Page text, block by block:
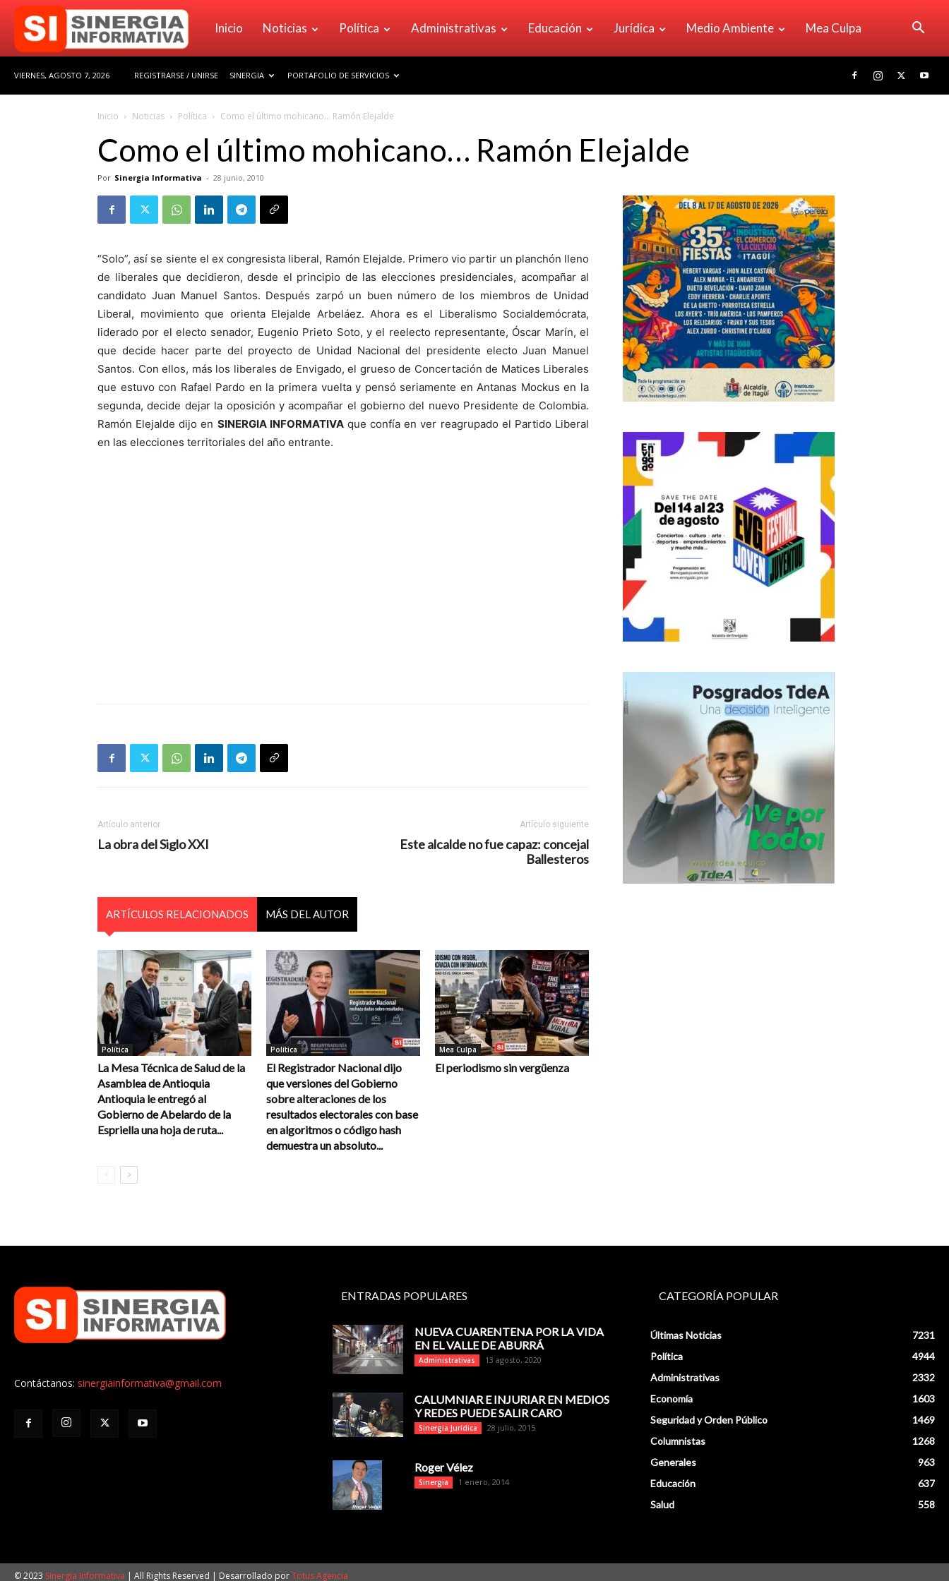
Sinergia
Inicio Noticias Política Administrativas Educación Jurídica Medio Ambiente Mea Culpa
VIERNES, AGOSTO 7, 2026 REGISTRARSE / UNIRSE SINERGIA PORTAFOLIO DE SERVICIOS
Inicio Noticias Política Como el último mohicano… Ramón Elejalde
Como el último mohicano… Ramón Elejalde
Por Sinergia Informativa - 28 junio, 2010
“Solo”, así se siente el ex congresista liberal, Ramón Elejalde. Primero vio partir un planchón lleno
de liberales que decidieron, desde el principio de las elecciones presidenciales, acompañar al
candidato Juan Manuel Santos. Después zarpó un buen número de los miembros de Unidad
Liberal, movimiento que orienta Elejalde Arbeláez. Ahora es el Liberalismo Socialdemócrata,
liderado por el electo senador, Eugenio Prieto Soto, y el reelecto representante, Óscar Marín, el
que decide hacer parte del proyecto de Unidad Nacional del presidente electo Juan Manuel
Santos. Con ellos, más los liberales de Envigado, el grueso de Concertación de Matices Liberales
que estuvo con Rafael Pardo en la primera vuelta y pensó seriamente en Antanas Mockus en la
segunda, decide dejar la oposición y acompañar el gobierno del nuevo Presidente de Colombia.
Ramón Elejalde dijo en SINERGIA INFORMATIVAque confía en ver reagrupado el Partido Liberal
en las elecciones territoriales del año entrante.
Artículo anterior
La obra del Siglo XXI
Artículo siguiente
Este alcalde no fue capaz: concejal
Ballesteros
ARTÍCULOS RELACIONADOS MÁS DEL AUTOR
Política
La Mesa Técnica de Salud de la
Asamblea de Antioquia
Antioquia le entregó al
Gobierno de Abelardo de la
Espriella una hoja de ruta...
Política
El Registrador Nacional dijo
que versiones del Gobierno
sobre alteraciones de los
resultados electorales con base
en algoritmos o código hash
demuestra un absoluto...
Mea Culpa
El periodismo sin vergüenza
Contáctanos: sinergiainformativa@gmail.com
ENTRADAS POPULARES
NUEVA CUARENTENA POR LA VIDA
EN EL VALLE DE ABURRÁ
Administrativas 13 agosto, 2020
CALUMNIAR E INJURIAR EN MEDIOS
Y REDES PUEDE SALIR CARO
Sinergia Jurídica 28 julio, 2015
Roger Vélez
Sinergia 1 enero, 2014
CATEGORÍA POPULAR
Últimas Noticias
7231
Política
4944
Administrativas
2332
Economía
1603
Seguridad y Orden Público
1469
Columnistas
1268
Generales
963
Educación
637
Salud
558
© 2023 Sinergia Informativa | All Rights Reserved | Desarrollado porTotus Agencia